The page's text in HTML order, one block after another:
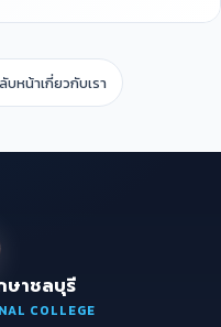
บหน้าเกี่ยวกับเรา
ษาชลบุรี
COLLEGE